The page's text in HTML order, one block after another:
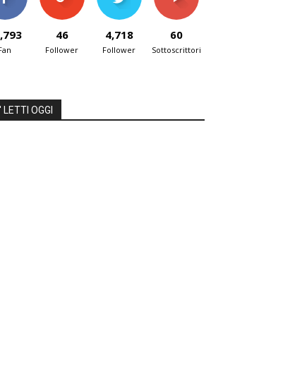
46
Follower
4,718
Follower
60
Sottoscrittori
LETTI OGGI